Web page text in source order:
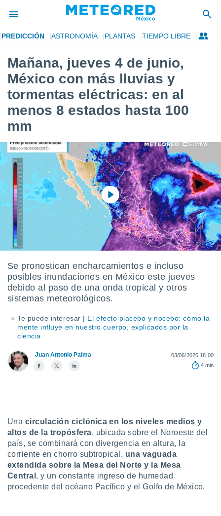
de
ha sido
para
la
que se
calidad.
las
y
forma
digital
basada
permite
seguir
contenido
coste.
botón
a la
todas
ya sean
nuestros
así como
perfil
y
en
más
nuestra
ACEPTAR
CONTINUAR
CONFIGURACIÓN
PREDICCIÓN ASTRONOMÍA PLANTAS TIEMPO LIBRE
Mañana, jueves 4 de junio,
México con más lluvias y
tormentas eléctricas: en al
menos 8 estados hasta 100
mm
Se pronostican encharcamientos e incluso
posibles inundaciones en México este jueves
debido al paso de una onda tropical y otros
sistemas meteorológicos.
Te puede interesar | El efecto placebo y nocebo: cómo la
mente influye en nuestro cuerpo, explicados por la
ciencia
Juan Antonio Palma
03/06/2026 18:00
4 min
Una circulación ciclónica en los niveles medios y
altos de la tropósfera, ubicada sobre el Noroeste del
país, se combinará con divergencia en altura, la
corriente en chorro subtropical, una vaguada
extendida sobre la Mesa del Norte y la Mesa
Central , y un constante ingreso de humedad
procedente del océano Pacífico y el Golfo de México.